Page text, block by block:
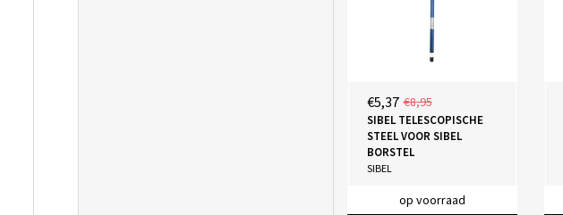
€5,37 €8,95
SIBEL TELESCOPISCHE
STEEL VOOR SIBEL
BORSTEL
SIBEL
op voorraad